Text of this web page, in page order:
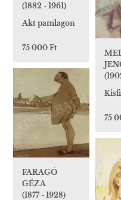
(1882 - 1961)
Akt pamlagon
75 000 Ft
75
FARAGÓ
GÉZA
(1877 - 1928)